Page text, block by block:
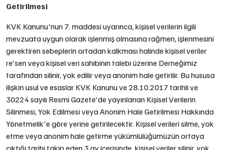
Getirilmesi
KVK Kanunu'nun 7. maddesi uyarınca, kişisel verilerin ilgili
mevzuata uygun olarak işlenmiş olmasına rağmen, işlenmesini
gerektiren sebeplerin ortadan kalkması halinde kişisel veriler
re'sen veya kişisel veri sahibinin talebi üzerine Derneğimiz
tarafından silinir, yok edilir veya anonim hale getirilir. Bu hususa
ilişkin usul ve esaslar KVK Kanunu ve 28.10.2017 tarihli ve
30224 sayılı Resmi Gazete'de yayınlanan Kişisel Verilerin
Silinmesi, Yok Edilmesi veya Anonim Hale Getirilmesi Hakkında
Yönetmelik'e göre yerine getirilecektir. Kişisel verileri silme, yok
etme veya anonim hale getirme yükümlülüğümüzün ortaya
çıktığı tarihi takip eden 3 ay içerisinde, kişisel veriler silinir, yok